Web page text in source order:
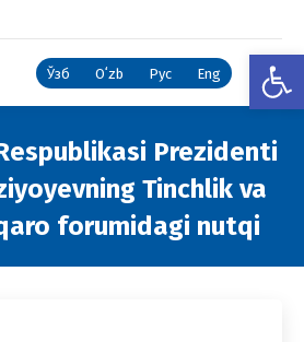
Ўзб Oʻzb Рус Eng
Prezidenti
Tinchlik va
forumidagi nutqi